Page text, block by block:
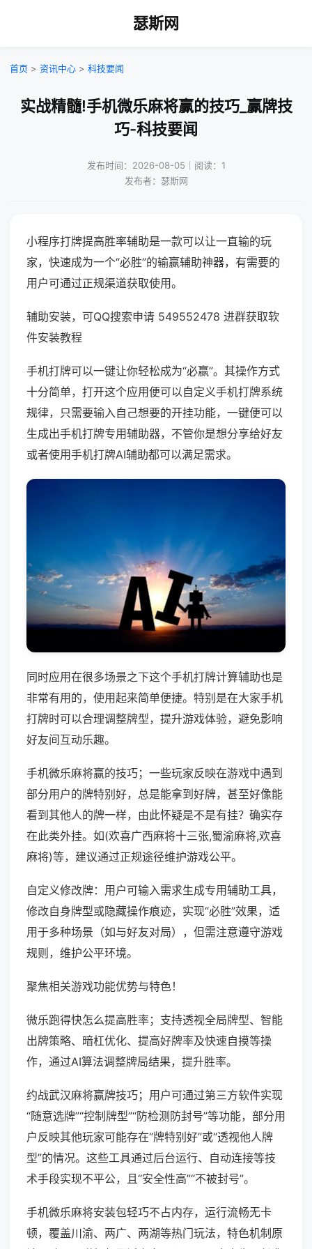
瑟斯网
首页 > 资讯中心 > 科技要闻
实战精髓!手机微乐麻将赢的技巧_赢牌技
巧-科技要闻
发布时间：2026-08-05｜阅读：1
发布者：瑟斯网
小程序打牌提高胜率辅助是一款可以让一直输的玩
家，快速成为一个“必胜”的输赢辅助神器，有需要的
用户可通过正规渠道获取使用。
辅助安装，可QQ搜索申请 549552478 进群获取软
件安装教程
手机打牌可以一键让你轻松成为“必赢”。其操作方式
十分简单，打开这个应用便可以自定义手机打牌系统
规律，只需要输入自己想要的开挂功能，一键便可以
生成出手机打牌专用辅助器，不管你是想分享给好友
或者使用手机打牌AI辅助都可以满足需求。
同时应用在很多场景之下这个手机打牌计算辅助也是
非常有用的，使用起来简单便捷。特别是在大家手机
打牌时可以合理调整牌型，提升游戏体验，避免影响
好友间互动乐趣。
手机微乐麻将赢的技巧；一些玩家反映在游戏中遇到
部分用户的牌特别好，总是能拿到好牌，甚至好像能
看到其他人的牌一样，由此怀疑是不是有挂？确实存
在此类外挂。如(欢喜广西麻将十三张,蜀渝麻将,欢喜
麻将)等，建议通过正规途径维护游戏公平。
自定义修改牌：用户可输入需求生成专用辅助工具，
修改自身牌型或隐藏操作痕迹，实现“必胜”效果，适
用于多种场景（如与好友对局），但需注意遵守游戏
规则，维护公平环境。
聚焦相关游戏功能优势与特色！
微乐跑得快怎么提高胜率；支持透视全局牌型、智能
出牌策略、暗杠优化、提高好牌率及快速自摸等操
作，通过AI算法调整牌局结果，提升胜率。
约战武汉麻将赢牌技巧；用户可通过第三方软件实现
“随意选牌”“控制牌型”“防检测防封号”等功能，部分用
户反映其他玩家可能存在“牌特别好”或“透视他人牌
型”的情况。这些工具通过后台运行、自动连接等技
术手段实现不平公，且“安全性高”“不被封号”。
手机微乐麻将安装包轻巧不占内存，运行流畅无卡
顿，覆盖川渝、两广、两湖等热门玩法，特色机制原